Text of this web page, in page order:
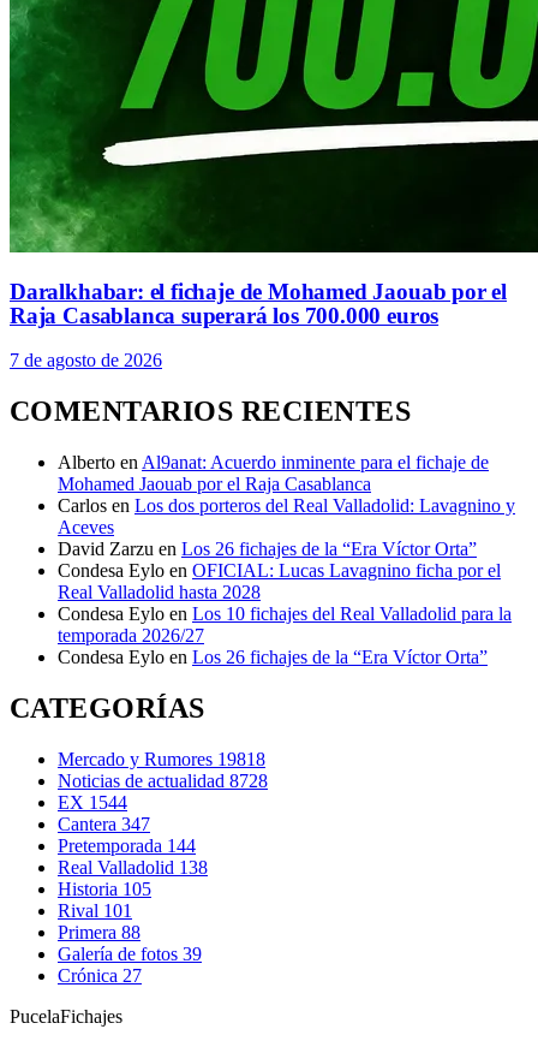
Daralkhabar: el fichaje de Mohamed Jaouab por el
Raja Casablanca superará los 700.000 euros
7 de agosto de 2026
COMENTARIOS RECIENTES
Alberto en Al9anat: Acuerdo inminente para el fichaje de
Mohamed Jaouab por el Raja Casablanca
Carlos en Los dos porteros del Real Valladolid: Lavagnino y
Aceves
David Zarzu en Los 26 fichajes de la “Era Víctor Orta”
Condesa Eylo en OFICIAL: Lucas Lavagnino ficha por el
Real Valladolid hasta 2028
Condesa Eylo en Los 10 fichajes del Real Valladolid para la
temporada 2026/27
Condesa Eylo en Los 26 fichajes de la “Era Víctor Orta”
CATEGORÍAS
Mercado y Rumores 19818
Noticias de actualidad 8728
EX 1544
Cantera 347
Pretemporada 144
Real Valladolid 138
Historia 105
Rival 101
Primera 88
Galería de fotos 39
Crónica 27
PucelaFichajes